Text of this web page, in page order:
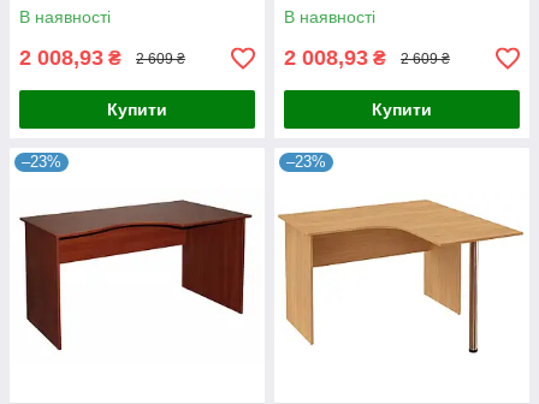
В наявності
2 008,93 ₴ 2 609 ₴
Купити
В наявності
2 008,93 ₴ 2 609 ₴
Купити
–23% –23%